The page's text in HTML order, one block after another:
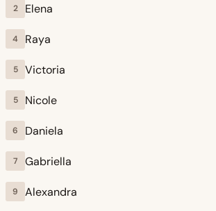
2 Elena
4 Raya
5 Victoria
5 Nicole
6 Daniela
7 Gabriella
9 Alexandra